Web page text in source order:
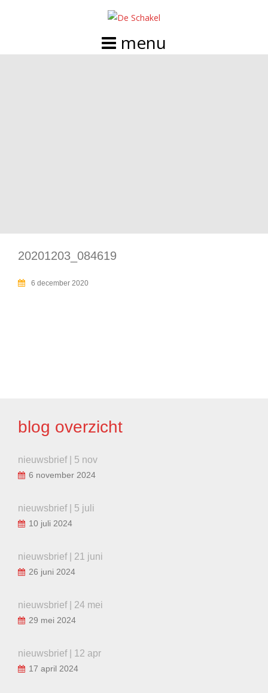
20201203_084619
6 december 2020
blog overzicht
nieuwsbrief | 5 nov
6 november 2024
nieuwsbrief | 5 juli
10 juli 2024
nieuwsbrief | 21 juni
26 juni 2024
nieuwsbrief | 24 mei
29 mei 2024
nieuwsbrief | 12 apr
17 april 2024